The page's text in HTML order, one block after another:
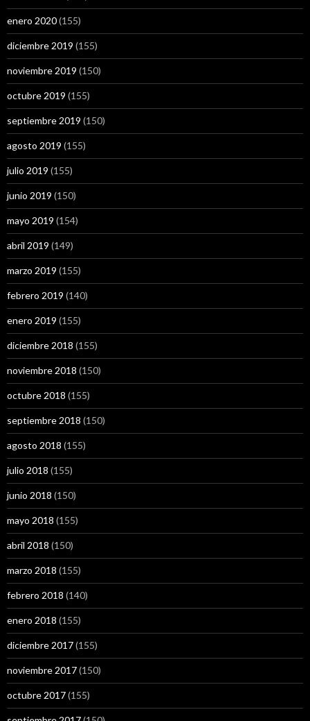
enero 2020(155)
diciembre 2019 (155)
noviembre 2019 (150)
octubre 2019 (155)
septiembre 2019 (150)
agosto 2019 (155)
julio 2019 (155)
junio 2019 (150)
mayo 2019 (154)
abril 2019 (149)
marzo 2019 (155)
febrero 2019 (140)
enero 2019 (155)
diciembre 2018 (155)
noviembre 2018 (150)
octubre 2018 (155)
septiembre 2018 (150)
agosto 2018 (155)
julio 2018 (155)
junio 2018 (150)
mayo 2018 (155)
abril 2018 (150)
marzo 2018 (155)
febrero 2018 (140)
enero 2018 (155)
diciembre 2017(155)
noviembre 2017(150)
octubre 2017(155)